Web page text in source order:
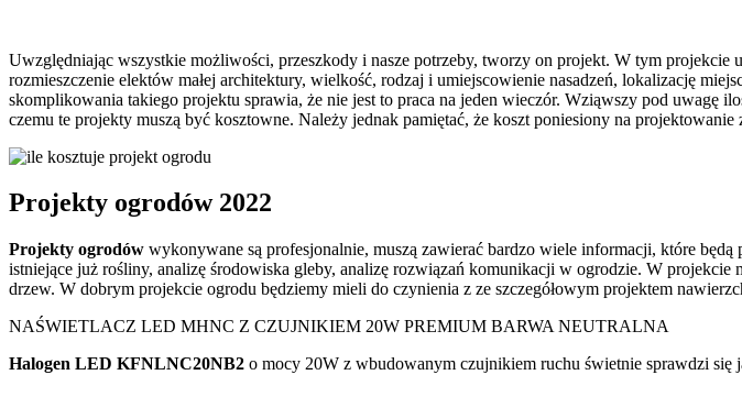
Uwzględniając wszystkie możliwości, przeszkody i nasze potrzeby, tworzy on projekt. W tym
rozmieszczenie elektów małej architektury, wielkość, rodzaj i umiejscowienie nasadzeń, lokalizację
skomplikowania takiego projektu sprawia, że nie jest to praca na jeden wieczór. Wziąwszy pod uwagę
czemu te projekty muszą być kosztowne. Należy jednak pamiętać, że koszt poniesiony na
Projekty ogrodów 2022
Projekty ogrodów wykonywane są profesjonalnie, muszą zawierać bardzo wiele informacji, które
istniejące już rośliny, analizę środowiska gleby, analizę rozwiązań komunikacji w ogrodzie. W
drzew. W dobrym projekcie ogrodu będziemy mieli do czynienia z ze szczegółowym projektem
NAŚWIETLACZ LED MHNC Z CZUJNIKIEM 20W PREMIUM BARWA NEUTRALNA
Halogen LED KFNLNC20NB2 o mocy 20W z wbudowanym czujnikiem ruchu świetnie sprawdzi się